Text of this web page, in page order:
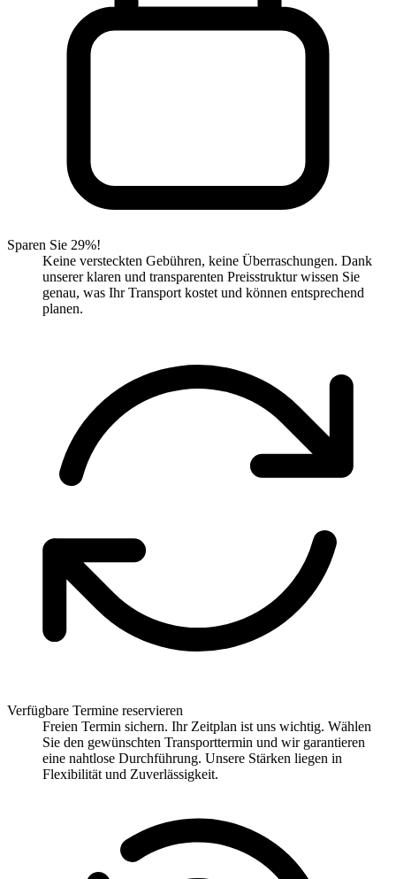
Sparen Sie 29%!
Keine versteckten Gebühren, keine Überraschungen. Dank
unserer klaren und transparenten Preisstruktur wissen Sie
genau, was Ihr Transport kostet und können entsprechend
planen.
Verfügbare Termine reservieren
Freien Termin sichern. Ihr Zeitplan ist uns wichtig. Wählen
Sie den gewünschten Transporttermin und wir garantieren
eine nahtlose Durchführung. Unsere Stärken liegen in
Flexibilität und Zuverlässigkeit.